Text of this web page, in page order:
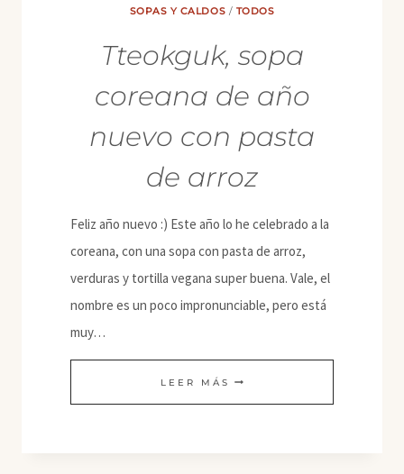
SOPAS Y CALDOS / TODOS
Tteokguk, sopa
coreana de año
nuevo con pasta
de arroz
Feliz año nuevo :) Este año lo he celebrado a la
coreana, con una sopa con pasta de arroz,
verduras y tortilla vegana super buena. Vale, el
nombre es un poco impronunciable, pero está
muy…
LEER MÁS TTEOKGUK,
SOPA